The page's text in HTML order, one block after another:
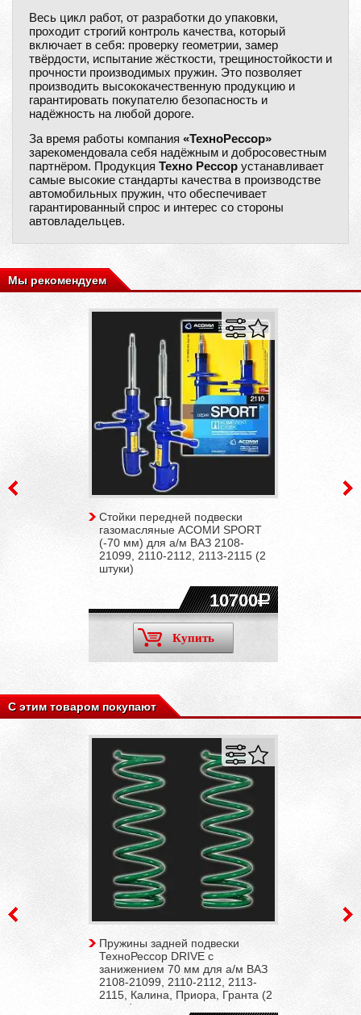
Весь цикл работ, от разработки до упаковки,
проходит строгий контроль качества, который
включает в себя: проверку геометрии, замер
твёрдости, испытание жёсткости, трещиностойкости и
прочности производимых пружин. Это позволяет
производить высококачественную продукцию и
гарантировать покупателю безопасность и
надёжность на любой дороге.
За время работы компания «ТехноРессор»
зарекомендовала себя надёжным и добросовестным
партнёром. Продукция Техно Рессор устанавливает
самые высокие стандарты качества в производстве
автомобильных пружин, что обеспечивает
гарантированный спрос и интерес со стороны
автовладельцев.
Мы рекомендуем
Стойки передней подвески
газомасляные АСОМИ SPORT
(-70 мм) для а/м ВАЗ 2108-
21099, 2110-2112, 2113-2115 (2
штуки)
10700
Купить
С этим товаром покупают
Пружины задней подвески
ТехноРессор DRIVE с
занижением 70 мм для а/м ВАЗ
2108-21099, 2110-2112, 2113-
2115, Калина, Приора, Гранта (2
штуки)